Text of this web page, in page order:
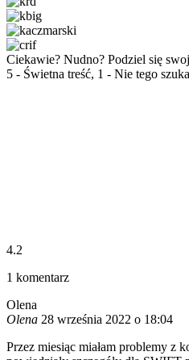
Ciekawie? Nudno? Podziel się
5 - Świetna treść, 1 - Nie tego
4.2
1 komentarz
Olena
Olena 28 września 2022 o 18:04
Przez miesiąc miałam problemy z